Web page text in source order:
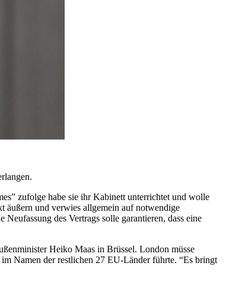
zufolge habe sie ihr Kabinett unterrichtet und wolle
äußern und verwies allgemein auf notwendige
des Vertrags solle garantieren, dass eine
Heiko Maas in Brüssel. London müsse
Namen der restlichen 27 EU-Länder führte. “Es bringt